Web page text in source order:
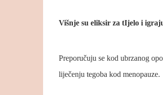
Višnje su eliksir za tIjelo i
Preporučuju se kod ubrzanog
liječenju tegoba kod menopauze.